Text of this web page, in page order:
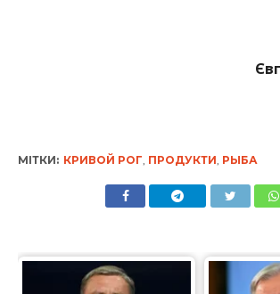
МІТКИ: КРИВОЙ РОГ, ПРОДУКТИ, РЫБА